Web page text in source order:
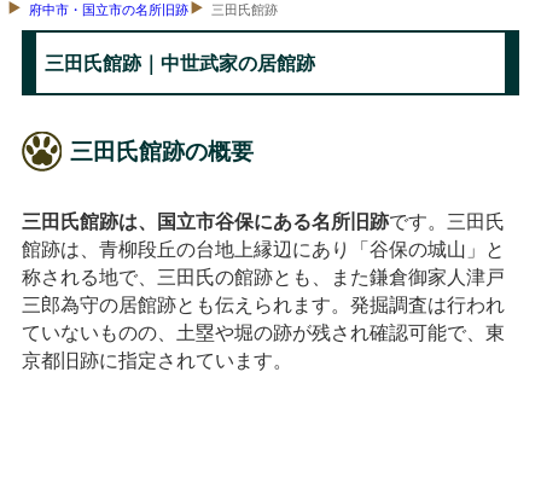
府中市・国立市の名所旧跡
三田氏館跡
三田氏館跡｜中世武家の居館跡
三田氏館跡の概要
三田氏館跡は、国立市谷保にある名所旧跡です。三田氏
館跡は、青柳段丘の台地上縁辺にあり「谷保の城山」と
称される地で、三田氏の館跡とも、また鎌倉御家人津戸
三郎為守の居館跡とも伝えられます。発掘調査は行われ
ていないものの、土塁や堀の跡が残され確認可能で、東
京都旧跡に指定されています。